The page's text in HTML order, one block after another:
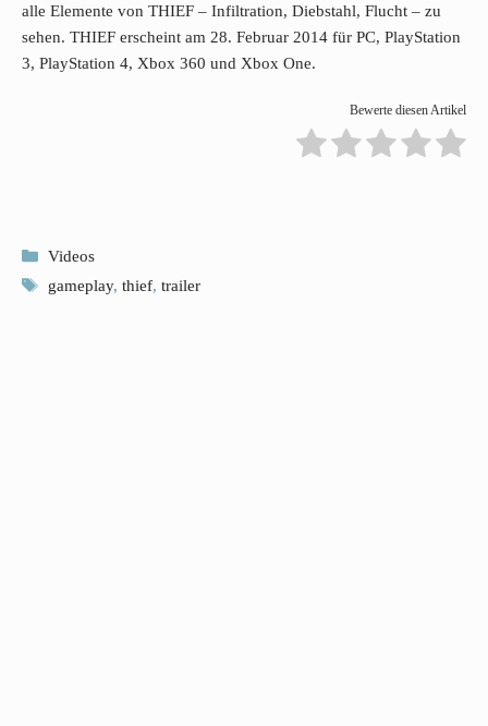
alle Elemente von THIEF – Infiltration, Diebstahl, Flucht – zu
sehen. THIEF erscheint am 28. Februar 2014 für PC, PlayStation
3, PlayStation 4, Xbox 360 und Xbox One.
Bewerte diesen Artikel
Kategorien
Videos
Schlagwörter
gameplay, thief, trailer